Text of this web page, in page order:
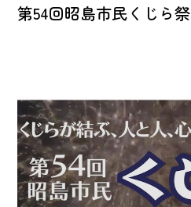
第54回昭島市民くじら祭